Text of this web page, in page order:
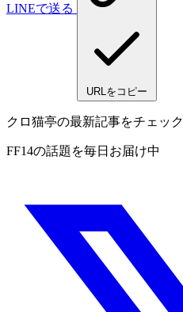
LINEで送る
URLをコピー
クロ猫亭の最新記事をチェック
FF14の話題を毎日お届け中